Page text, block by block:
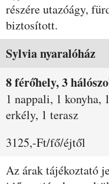
részére utazóágy,
biztosított.
Szobák és árak
Sylvia nyaralóház
8 férőhely, 3
1 nappali, 1 konyha,
erkély, 1 terasz
3125,-Ft/fő/éjtől
Az árak tájékoztató